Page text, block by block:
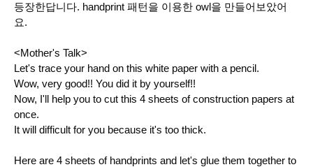
등장한답니다. handprint 패턴을 이용한 owl을 만들어보았어
요.
<Mother's Talk>
Let's trace your hand on this white paper with a pencil.
Wow, very good!! You did it by yourself!!
Now, I'll help you to cut this 4 sheets of construction papers at
once.
It will difficult for you because it's too thick.
Here are 4 sheets of handprints and let's glue them together to